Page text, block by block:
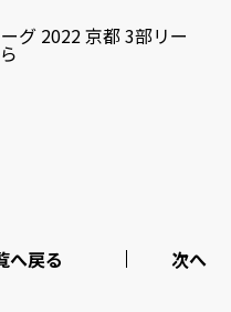
グ 2022 京都 3部リー
へ戻る 次へ